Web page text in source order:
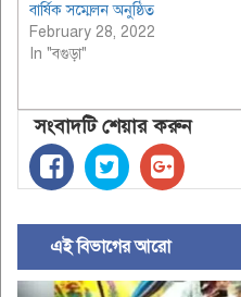
বার্ষিক সম্মেলন অনুষ্ঠিত
February 28, 2022
In "বগুড়া"
সংবাদটি শেয়ার করুন
এই বিভাগের আরো